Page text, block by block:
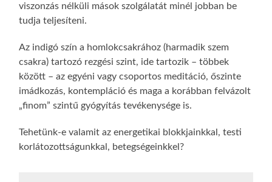
viszonzás nélküli mások szolgálatát minél jobban be
tudja teljesíteni.
Az indigó szín a homlokcsakrához (harmadik szem
csakra) tartozó rezgési szint, ide tartozik – többek
között – az egyéni vagy csoportos meditáció, őszinte
imádkozás, kontempláció és maga a korábban felvázolt
„finom” szintű gyógyítás tevékenysége is.
Tehetünk-e valamit az energetikai blokkjainkkal, testi
korlátozottságunkkal, betegségeinkkel?